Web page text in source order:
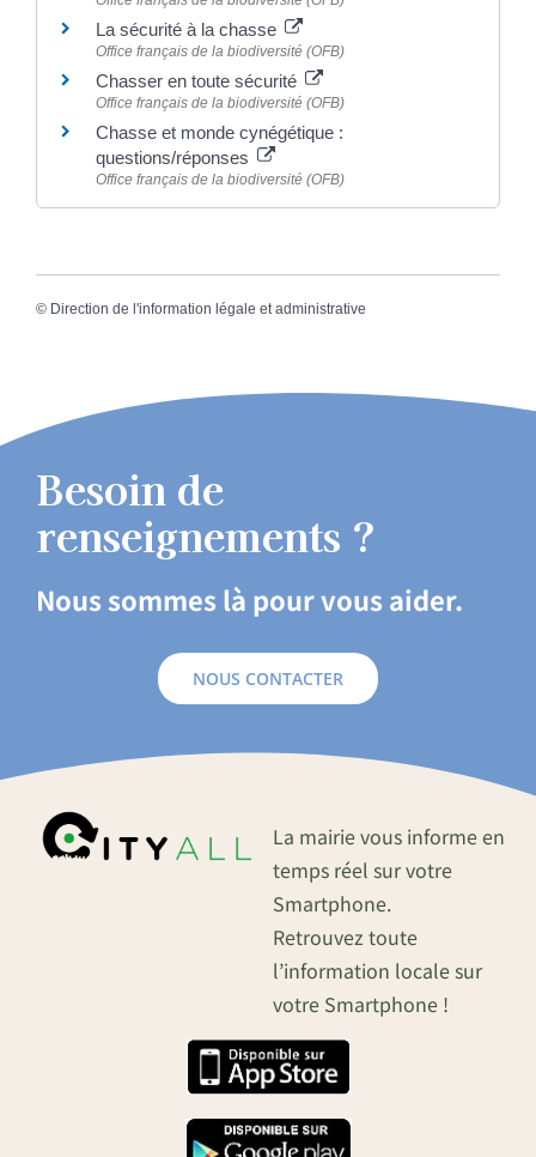
La sécurité à la chasse
Office français de la biodiversité (OFB)
Chasser en toute sécurité
Office français de la biodiversité (OFB)
Chasse et monde cynégétique :
questions/réponses
Office français de la biodiversité (OFB)
© Direction de l'information légale et administrative
Besoin de
renseignements ?
Nous sommes là pour vous aider.
NOUS CONTACTER
La mairie vous informe en
temps réel sur votre
Smartphone.
Retrouvez toute
l’information locale sur
votre Smartphone !